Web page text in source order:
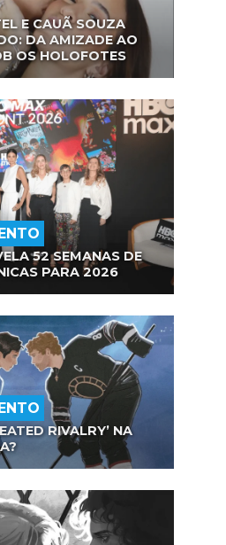
E CAUÃ SOUZA
DA AMIZADE AO
OS HOLOFOTES
52 SEMANAS DE
PARA 2026
RIVALRY’ NA